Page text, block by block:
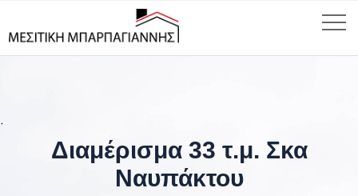
Διαμέρισμα 33 τ.μ. Σκα
Ναυπάκτου